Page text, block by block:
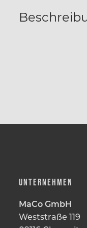
UNTERNEHMEN
MaCo GmbH
Weststraße 119